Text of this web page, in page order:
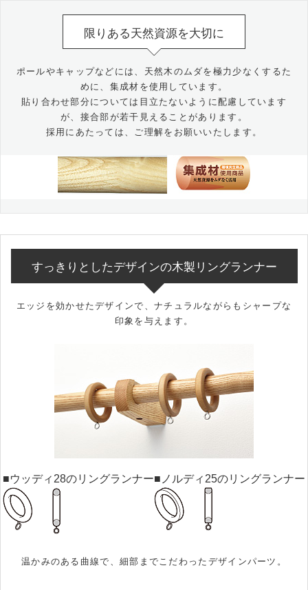
限りある天然資源を大切に
ポールやキャップなどには、天然木のムダを極力少なくするた
めに、集成材を使用しています。
貼り合わせ部分については目立たないように配慮しています
が、接合部が若干見えることがあります。
採用にあたっては、ご理解をお願いいたします。
すっきりとしたデザインの木製リングランナー
エッジを効かせたデザインで、ナチュラルながらもシャープな
印象を与えます。
■ウッディ28のリングランナー■ノルディ25のリングランナー
温かみのある曲線で、細部までこだわったデザインパーツ。